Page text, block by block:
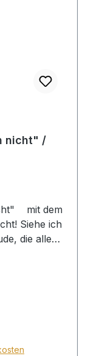
nicht" /
mit dem
Siehe ich
die allem